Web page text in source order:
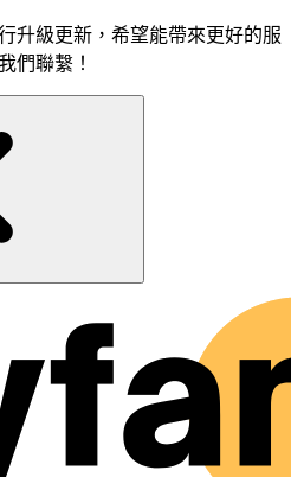
升級更新，希望能帶來更好的服
們聯繫！